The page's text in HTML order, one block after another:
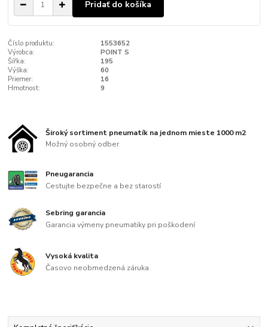
Pridať do košíka
Číslo produktu:
1553652
Výrobca:
POINT S
Šířka:
195
Výška:
60
Priemer:
16
Hmotnost:
9
Široký sortiment pneumatík na jednom mieste 1000 m2
Možný osobný odber
Pneugarancia
Cestujte bezpečne a bez starostí
Sebring garancia
Garancia výmeny pneumatiky pri poškodení
Vysoká kvalita
Časovo neobmedzená záruka